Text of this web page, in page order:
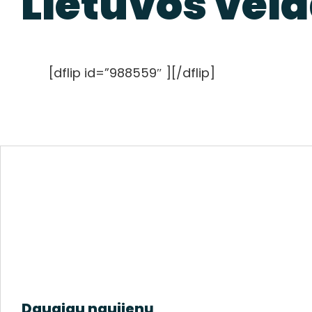
[dflip id=”988559″ ][/dflip]